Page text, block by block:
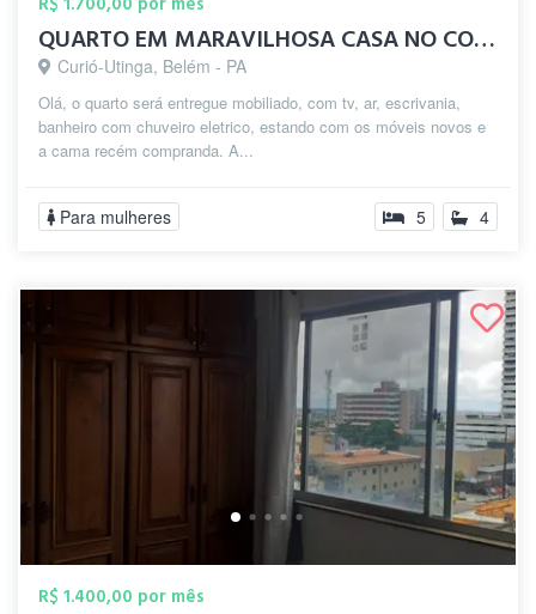
QUARTO EM MARAVILHOSA CASA NO CONJ JD IT...
Curió-Utinga, Belém - PA
Olá, o quarto será entregue mobiliado, com tv, ar, escrivania,
banheiro com chuveiro eletrico, estando com os móveis novos e
a cama recém compranda. A...
Para mulheres 5 4
R$ 1.400,00 por mês